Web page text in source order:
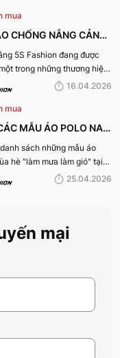
mua
CHỐNG NẮNG CẢN
NẮNG TỐT NHẤT
2026
5S Fashion đang được
trong những thương hiệu
hàng đầu hiện nay. Vậy
vậy? Cùng đi hết bài
16.04.2026
mua
MẪU ÁO POLO NAM
CHẠY NHẤT CỦA 5S
sách những mẫu áo
hè "làm mưa làm gió" tại
Fashion mà bất kỳ quý ông
25.04.2026
mại